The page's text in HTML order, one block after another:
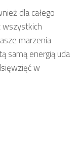
dla całego
wszystkich
marzenia
samą energią uda
w